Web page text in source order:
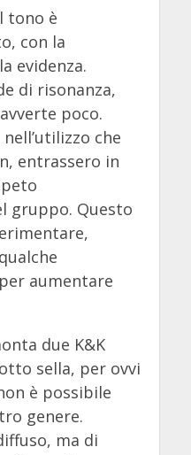
tono è
con la
evidenza.
di risonanza,
poco.
che
entrassero in
gruppo. Questo
aumentare
due K&K
sella, per ovvi
è possibile
genere.
ma di